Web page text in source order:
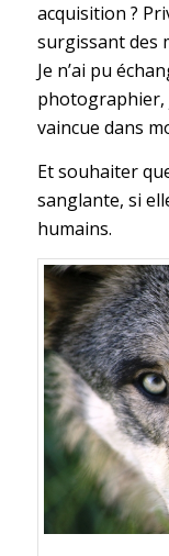
acquisition ?
surgissant des
Je n’ai pu
vaincue dans
Et souhaiter
sanglante, si
humains.